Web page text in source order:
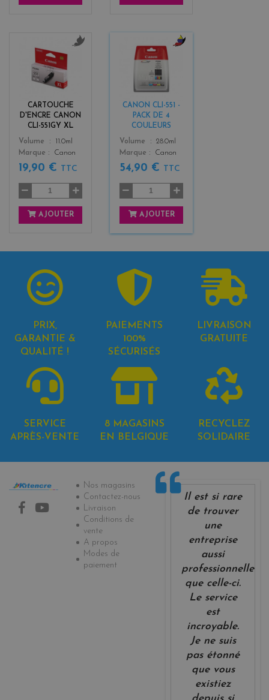
CARTOUCHE
D'ENCRE CANON
CLI-551GY XL
Color
Volume
11.0ml
Marque
Canon
19,90 € TTC
AJOUTER
CANON CLI-551 -
PACK DE 4
COULEURS
Color
Volume
28.0ml
Marque
Canon
54,90 € TTC
AJOUTER
PRIX,
GARANTIE &
QUALITÉ !
PAIEMENTS
100%
SÉCURISÉS
LIVRAISON
GRATUITE
SERVICE
APRÈS-VENTE
8 MAGASINS
EN BELGIQUE
RECYCLEZ
SOLIDAIRE
Informations
Nos magasins
Contactez-nous
Livraison
Conditions de
vente
A propos
Modes de
paiement
Il est si rare
de trouver
une
entreprise
aussi
professionnelle
que celle-ci.
Le service
est
incroyable.
Je ne suis
pas étonné
que vous
existiez